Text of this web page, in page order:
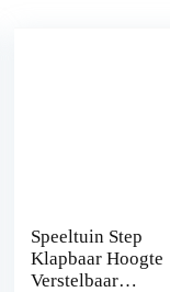
Speeltuin Step
Klapbaar Hoogte
Verstelbaar